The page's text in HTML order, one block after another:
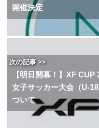
開催決定
次の記事 >>
【明日開幕！】XF
女子サッカー大会（U-
ついて